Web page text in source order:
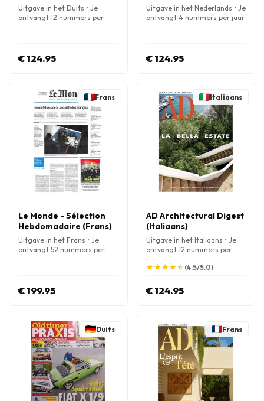
Uitgave in het Duits • Je
ontvangt 12 nummers per
€ 124.95
Uitgave in het Nederlands • Je
ontvangt 4 nummers per jaar
€ 124.95
Frans
Le Monde - Sélection
Hebdomadaire (Frans)
Uitgave in het Frans • Je
ontvangt 52 nummers per
€ 199.95
Italiaans
AD Architectural Digest
(Italiaans)
Uitgave in het Italiaans • Je
ontvangt 12 nummers per
★
★★
★★
★★
★★
★ (4.5/5.0)
€ 124.95
Duits Frans